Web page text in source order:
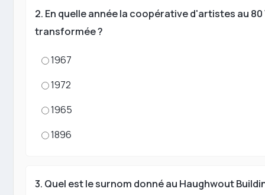
2. En quelle année la coopérative d'artistes au
transformée ?
1967
1972
1965
1896
3. Quel est le surnom donné au Haughwout